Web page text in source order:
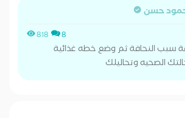
حسن
818 8
سبب النحافة ثم وضع خطه غذائية
الصحيه وتحاليلك